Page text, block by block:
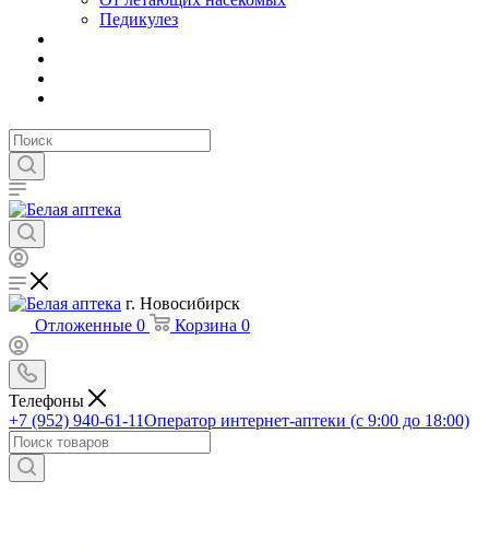
Педикулез
г. Новосибирск
Отложенные 0 Корзина 0
Телефоны
+7 (952) 940-61-11Оператор интернет-аптеки (с 9:00 до 18:00)